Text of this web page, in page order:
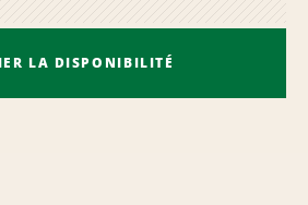
LA DISPONIBILITÉ